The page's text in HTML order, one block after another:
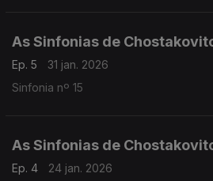
As Sinfonias de
Ep. 5
31 jan. 2026
Sinfonia nº 15
As Sinfonias de
Ep. 4
24 jan. 2026